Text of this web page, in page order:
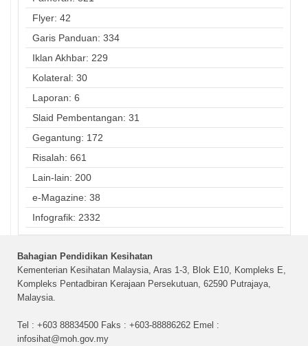
Flyer: 42
Garis Panduan: 334
Iklan Akhbar: 229
Kolateral: 30
Laporan: 6
Slaid Pembentangan: 31
Gegantung: 172
Risalah: 661
Lain-lain: 200
e-Magazine: 38
Infografik: 2332
Bahagian Pendidikan Kesihatan
Kementerian Kesihatan Malaysia, Aras 1-3, Blok E10, Kompleks E,
Kompleks Pentadbiran Kerajaan Persekutuan, 62590 Putrajaya,
Malaysia.
Tel : +603 88834500 Faks : +603-88886262 Emel :
infosihat@moh.gov.my